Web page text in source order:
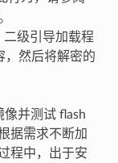
级引导加载程
，然后将解密的
像并测试 flash
据需求不断加
程中，出于安